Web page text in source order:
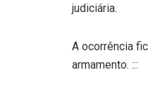
judiciária.
A ocorrência
armamento. :::